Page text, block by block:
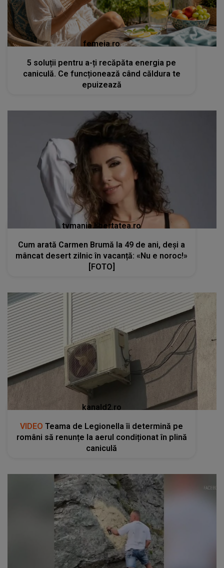
femeia.ro
5 soluții pentru a-ți recăpăta energia pe
caniculă. Ce funcționează când căldura te
epuizează
tvmania.libertatea.ro
Cum arată Carmen Brumă la 49 de ani, deși a
mâncat desert zilnic în vacanță: «Nu e noroc!»
[FOTO]
kanald2.ro
VIDEO Teama de Legionella îi determină pe
români să renunțe la aerul condiționat în plină
caniculă